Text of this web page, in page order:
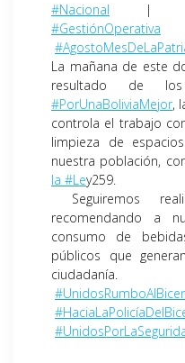
#Nacional |
#GestiónOperativa
La mañana de este
resultado de
#PorUnaBoliviaMejor,
controla el trabajo
limpieza de
nuestra población,
la #Ley259.
Seguiremos
recomendando a
consumo de
públicos que
ciudadanía.